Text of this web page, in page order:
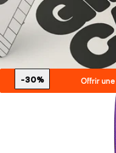
Offrir
-30%